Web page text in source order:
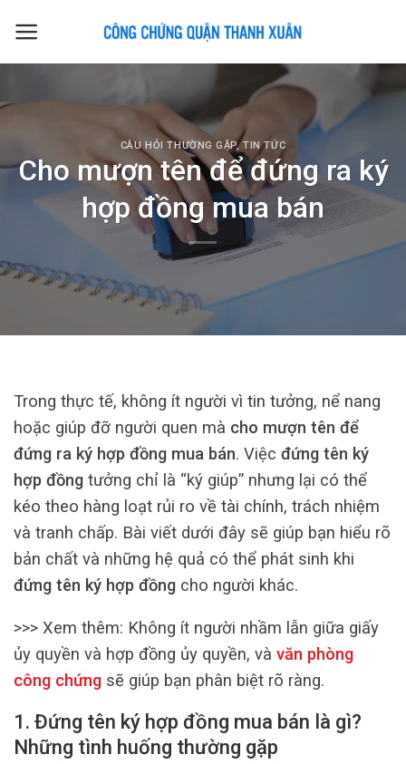
CÂU HỎI THƯỜNG GẶP,TIN TỨC
Cho mượn tên để đứng ra ký
hợp đồng mua bán
Trong thực tế, không ít người vì tin tưởng, nể nang
hoặc giúp đỡ người quen mà cho mượn tên để
đứng ra ký hợp đồng mua bán. Việc đứng tên ký
hợp đồng tưởng chỉ là “ký giúp” nhưng lại có thể
kéo theo hàng loạt rủi ro về tài chính, trách nhiệm
và tranh chấp. Bài viết dưới đây sẽ giúp bạn hiểu rõ
bản chất và những hệ quả có thể phát sinh khi
đứng tên ký hợp đồng cho người khác.
>>> Xem thêm: Không ít người nhầm lẫn giữa giấy
ủy quyền và hợp đồng ủy quyền, và văn phòng
công chứng sẽ giúp bạn phân biệt rõ ràng.
1. Đứng tên ký hợp đồng mua bán là gì?
Những tình huống thường gặp